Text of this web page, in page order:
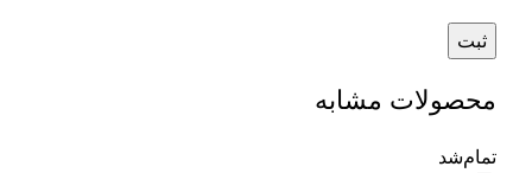
محصولات مشابه
تمام‌شد